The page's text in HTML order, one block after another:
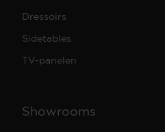
Dressoirs
Sidetables
TV-panelen
Showrooms